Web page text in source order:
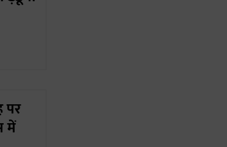
पर
में